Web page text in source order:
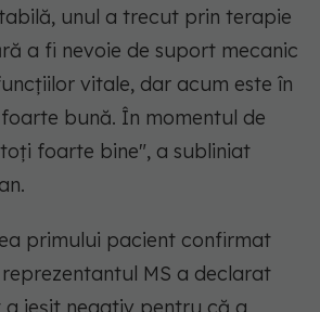
unul a trecut prin terapie
a fi nevoie de suport mecanic
vitale, dar acum este în
bună. În momentul de
foarte bine", a subliniat
primului pacient confirmat
MS a declarat